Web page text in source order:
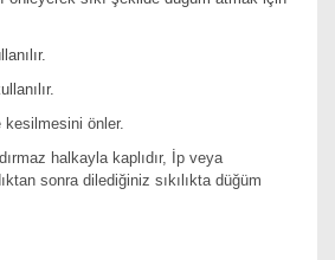
kesilmesini önler.
halkayla kaplıdır, İp veya
sonra dilediğiniz sıkılıkta düğüm